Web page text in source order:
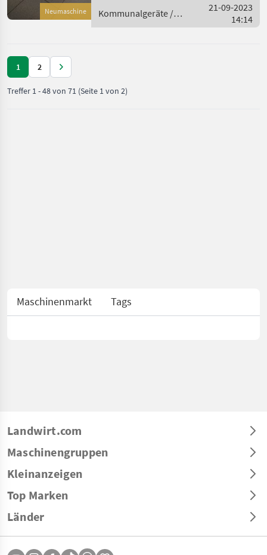
Neumaschine
Schleuderstreuer SA 121 -
Arbeitsbreite 0, 8 bis
Kommunalgeräte /
Rauch
21-09-2023
14:14
1 2
Treffer 1-48von 71 (Seite 1 von 2)
Maschinenmarkt Tags
Landwirt.com
Maschinengruppen
Kleinanzeigen
Top Marken
Länder